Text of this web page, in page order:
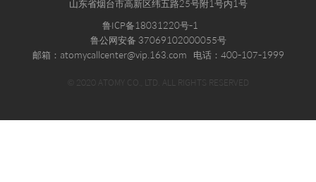
山东省烟台市高新区纬五路25号附1号内1号
鲁ICP备18031220号-1
鲁公网安备 37069102000055号
邮箱：atomycallcenter@vip.163.com 电话：400-107-1999
© 2020 ATOMY CO., LTD. ALL RIGHTS RESERVED